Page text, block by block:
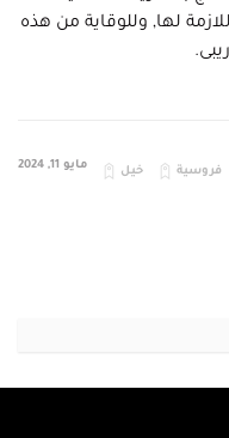
لها, وللوقاية من هذه
مايو 11, 2024 خيل فروسية